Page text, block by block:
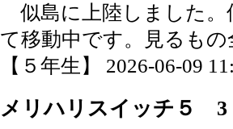
似島に上陸しました。
て移動中です。見るも
【５年生】 2026-06-09
メリハリスイッチ５ 3